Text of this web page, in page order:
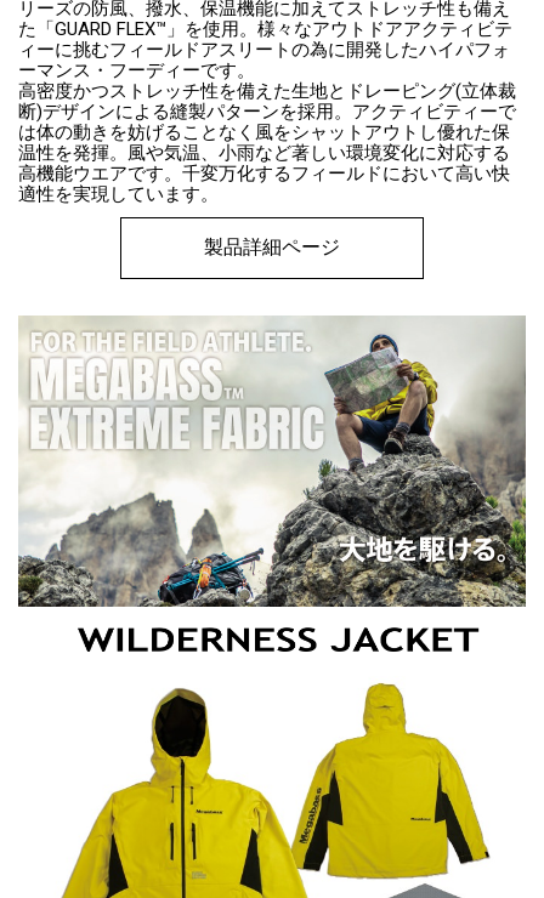
リーズの防風、撥水、保温機能に加えてストレッチ性も備え
た「GUARD FLEX™」を使用。様々なアウトドアアクティビテ
ィーに挑むフィールドアスリートの為に開発したハイパフォ
ーマンス・フーディーです。
高密度かつストレッチ性を備えた生地とドレーピング(立体裁
断)デザインによる縫製パターンを採用。アクティビティーで
は体の動きを妨げることなく風をシャットアウトし優れた保
温性を発揮。風や気温、小雨など著しい環境変化に対応する
高機能ウエアです。千変万化するフィールドにおいて高い快
適性を実現しています。
製品詳細ページ